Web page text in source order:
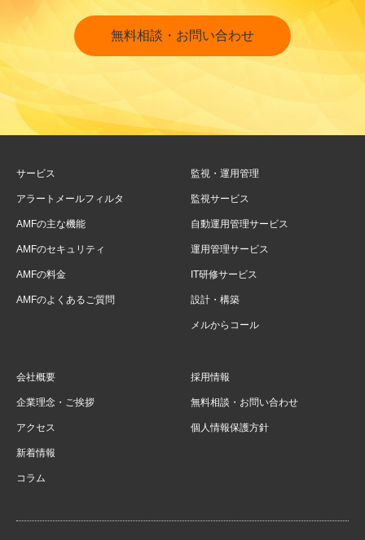
無料相談・お問い合わせ
サービス
アラートメールフィルタ
AMFの主な機能
AMFのセキュリティ
AMFの料金
AMFのよくあるご質問
監視・運用管理
監視サービス
自動運用管理サービス
運用管理サービス
IT研修サービス
設計・構築
メルからコール
会社概要
企業理念・ご挨拶
アクセス
新着情報
コラム
採用情報
無料相談・お問い合わせ
個人情報保護方針